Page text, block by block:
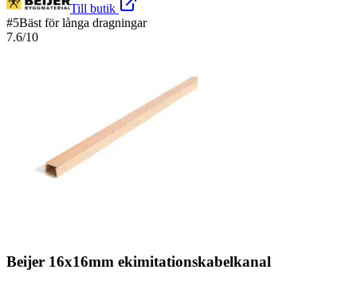
Till butik
#5Bäst för långa dragningar
7.6/10
Beijer 16x16mm ekimitationskabelkanal